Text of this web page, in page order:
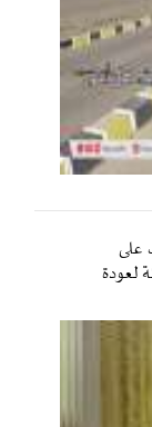
على
لعودة